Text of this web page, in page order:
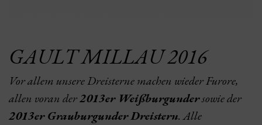
GAULT MILLAU 2016
Vor allem unsere Dreisterne machen wieder Furore,
allen voran der2013er Weißburgundersowie der
2013er Grauburgunder Dreistern. Alle